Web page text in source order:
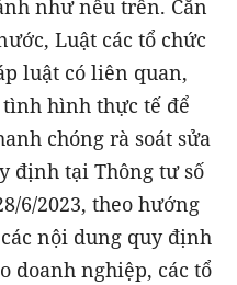
như nêu trên. Căn
Luật các tổ chức
luật có liên quan,
hình thực tế để
chóng rà soát sửa
định tại Thông tư số
6/2023, theo hướng
nội dung quy định
doanh nghiệp, các tổ